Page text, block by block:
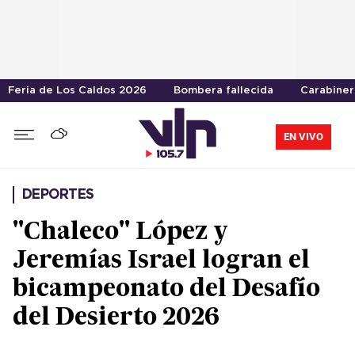
Feria de Los Caldos 2026 Bombera fallecida
EN VIVO
DEPORTES
"Chaleco" López y
Jeremías Israel logran el
bicampeonato del Desafío
del Desierto 2026